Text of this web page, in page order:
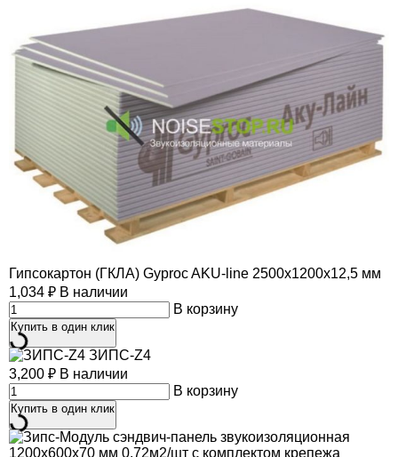
Гипсокартон (ГКЛА) Gyproc AKU-line 2500х1200х12,5 мм
1,034 ₽ В наличии
В корзину
Купить в один клик
ЗИПС-Z4
3,200 ₽ В наличии
В корзину
Купить в один клик